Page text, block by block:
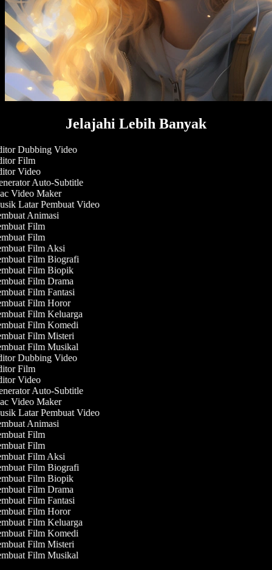
Jelajahi Lebih Banyak
Dubbing Video
Film
Video
Auto-Subtitle
Video Maker
Latar Pembuat Video
Animasi
Film
Film
Film Aksi
Film Biografi
Film Biopik
Film Drama
Film Fantasi
Film Horor
Film Keluarga
Film Komedi
Film Misteri
Film Musikal
Dubbing Video
Film
Video
Auto-Subtitle
Video Maker
Latar Pembuat Video
Animasi
Film
Film
Film Aksi
Film Biografi
Film Biopik
Film Drama
Film Fantasi
Film Horor
Film Keluarga
Film Komedi
Film Misteri
Film Musikal